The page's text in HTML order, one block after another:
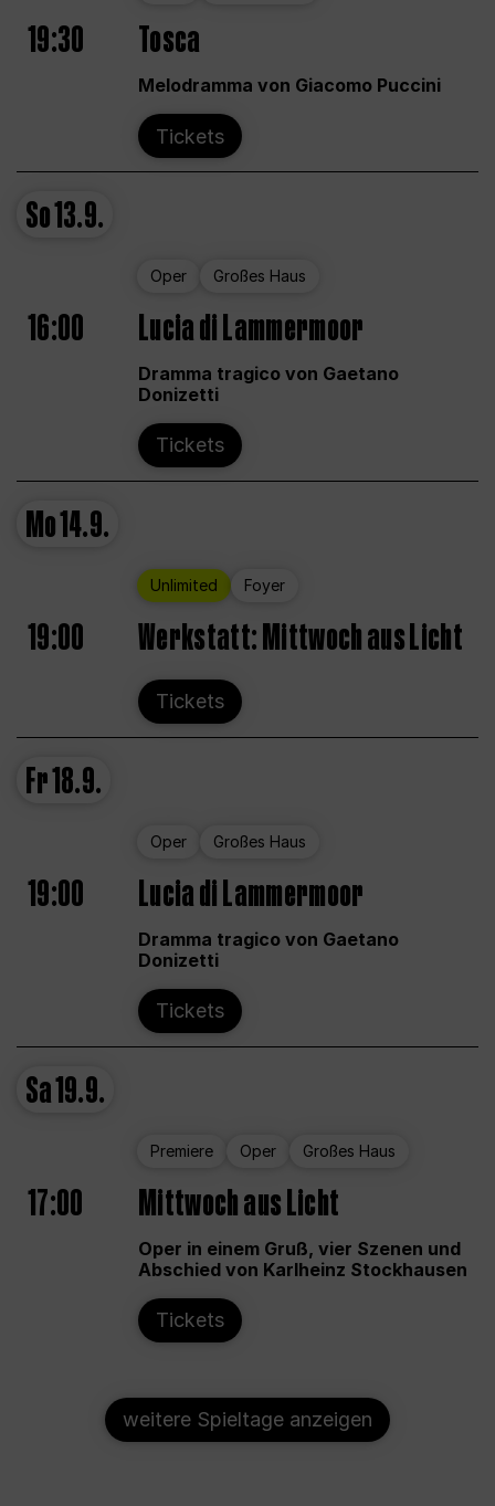
19:30 Tosca
Melodramma von Giacomo Puccini
Tickets
So13.9.
Oper Großes Haus
16:00 Lucia di Lammermoor
Dramma tragico von Gaetano
Donizetti
Tickets
Mo14.9.
Unlimited Foyer
19:00 Werkstatt: Mittwoch aus Licht
Tickets
Fr18.9.
Oper Großes Haus
19:00 Lucia di Lammermoor
Dramma tragico von Gaetano
Donizetti
Tickets
Sa19.9.
Premiere Oper Großes Haus
17:00 Mittwoch aus Licht
Oper in einem Gruß, vier Szenen und
Abschied von Karlheinz Stockhausen
Tickets
weitere Spieltage anzeigen